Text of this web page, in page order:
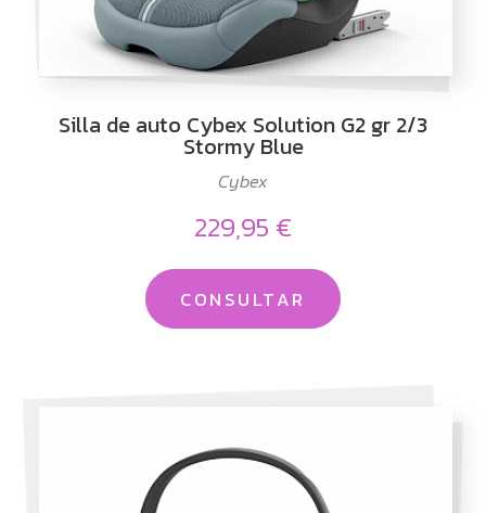
Silla de auto Cybex Solution G2 gr 2/3
Stormy Blue
Cybex
229,95 €
CONSULTAR